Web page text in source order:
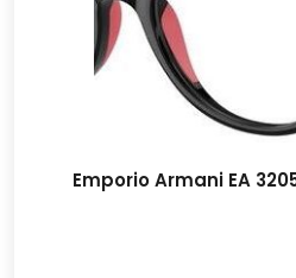
Emporio Armani EA